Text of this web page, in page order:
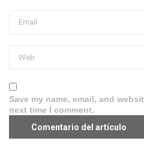
Save my name, email, and
next time I comment.